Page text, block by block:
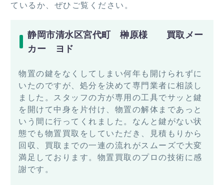
ているか、ぜひご覧ください。
静岡市清水区宮代町 榊原様 買取メー
カー ヨド
物置の鍵をなくしてしまい何年も開けられずに
いたのですが、処分を決めて専門業者に相談し
ました。スタッフの方が専用の工具でサッと鍵
を開けて中身を片付け、物置の解体まであっと
いう間に行ってくれました。なんと鍵がない状
態でも物置買取をしていただき、見積もりから
回収、買取までの一連の流れがスムーズで大変
満足しております。物置買取のプロの技術に感
謝です。